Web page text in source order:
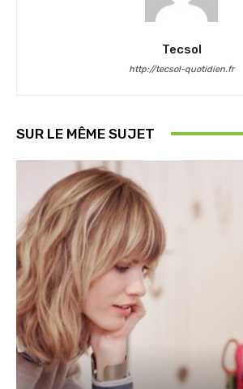
Tecsol
http://tecsol-quotidien.fr
SUR LE MÊME SUJET